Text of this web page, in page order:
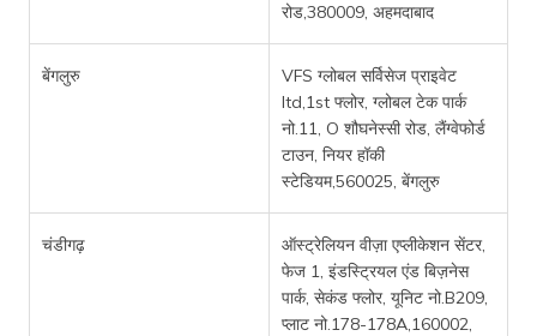
रोड,380009, अहमदाबाद
बेंगलुरु
VFS ग्लोबल सर्विसेज प्राइवेट
ltd,1st फ्लोर, ग्लोबल टेक पार्क
नो.11, O शौघनेस्सी रोड, लैंग्वेफोर्ड
टाउन, नियर हॉकी
स्टेडियम,560025, बेंगलुरु
चंडीगढ़
ऑस्ट्रेलियन वीज़ा एप्लीकेशन सेंटर,
फेज 1, इंडस्ट्रियल एंड बिज़नेस
पार्क, सेकंड फ्लोर, यूनिट नो.B209,
प्लाट नो.178-178A,160002,